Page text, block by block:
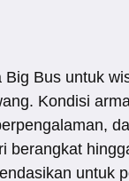
Big Bus untuk
Kondisi
berangkat
untuk